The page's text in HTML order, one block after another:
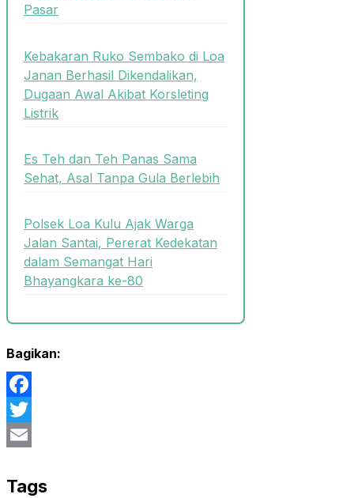
Pasar
Kebakaran Ruko Sembako di Loa
Janan Berhasil Dikendalikan,
Dugaan Awal Akibat Korsleting
Listrik
Es Teh dan Teh Panas Sama
Sehat, Asal Tanpa Gula Berlebih
Polsek Loa Kulu Ajak Warga
Jalan Santai, Pererat Kedekatan
dalam Semangat Hari
Bhayangkara ke-80
Bagikan:
Facebook
Twitter
Tags